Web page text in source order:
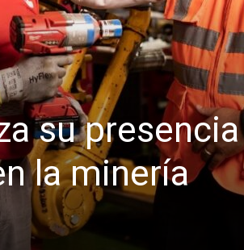
su
la minería